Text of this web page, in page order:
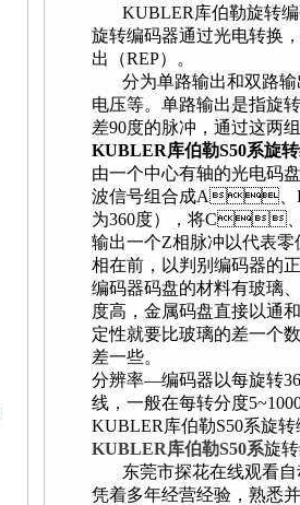
KUBLER库伯勒旋转编
旋转编码器通过光电转换
出（REP）。
分为单路输出和双路输出
电压等。单路输出是指
差90度的脉冲，通过这
KUBLER库伯勒S50系旋
由一个中心有轴的光电码盘
波信号组合成A、
为360度），将C、
输出一个Z相脉冲以代表零
相在前，以判别编码器的
编码器码盘的材料有玻璃
度高，金属码盘直接以通
定性就要比玻璃的差一个数量
差一些。
分辨率—编码器以每旋转360
线，一般在每转分度5~10000
KUBLER库伯勒S50系旋转
KUBLER库伯勒S50系旋转
东莞市探花在线观看自动
凭着多年经营经验，熟悉